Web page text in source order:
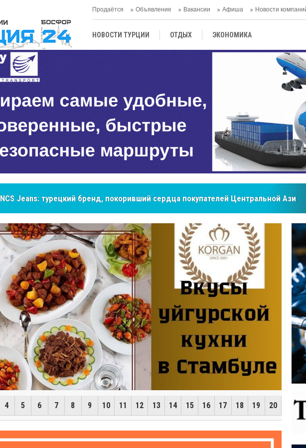
Продаётся Объявление Вакансии Афиша Новости
НОВОСТИ ТУРЦИИ ОТДЫХ ЭКОНОМИКА
ЦЕНТРАЛЬНАЯ АЗИЯ
Cottonhill покоряет мировые рынки
НАСТУПИЛ КУРБАН-БАЙРАМ
4 5 6 7 8 9 10 11 12 13 14 15 16 17 18 19 20